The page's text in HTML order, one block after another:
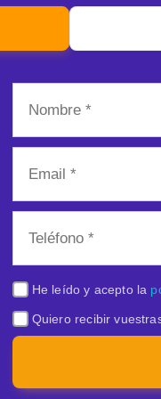
He leído y acepto la
Quiero recibir